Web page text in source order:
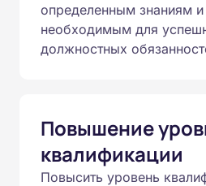
определенным знаниям
необходимым для
должностных
Повышение
квалификации
Повысить уровень